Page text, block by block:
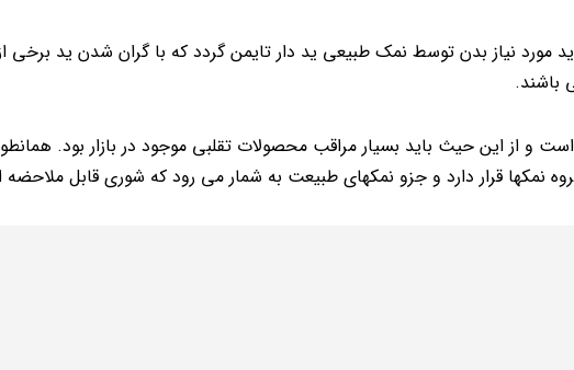
مورد نیاز بدن توسط نمک طبیعی ید دار تایمن گردد که با گران شدن ید برخی
باشند.
و از این حیث باید بسیار مراقب محصولات تقلبی موجود در بازار بود.
نمکها قرار دارد و جزو نمکهای طبیعت به شمار می رود که شوری قابل ملاحضه